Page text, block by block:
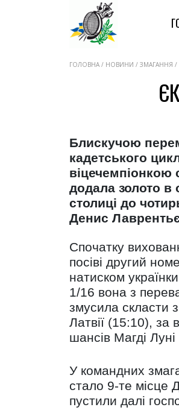
ГОЛОВНА / НОВИНИ / ЗМАГАННЯ /
Блискучою
кадетського
віцечемпіонкою
додала золото в
столиці до
Денис
Спочатку
посіві другий
натиском
1/16 вона з
змусила скласти
Латвії (15:10), за
шансів Магді
У командних
стало 9-те місце
пустили далі